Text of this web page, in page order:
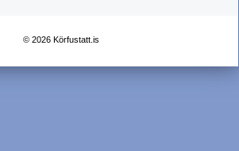
© 2026 Körfustatt.is